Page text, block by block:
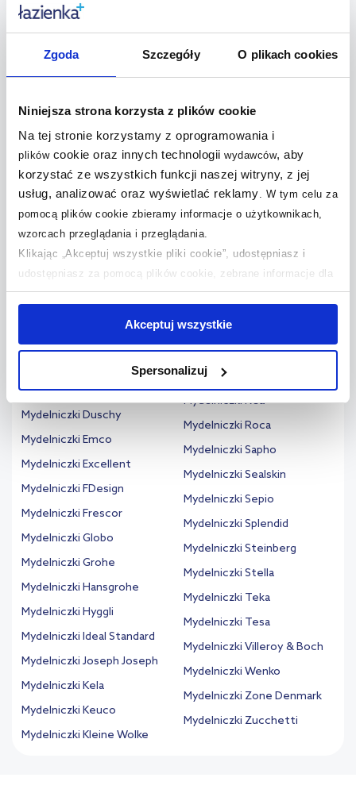
Zgoda Szczegóły O plikach cookies
Niniejsza strona korzysta z plików cookie
Na tej stronie korzystamy z oprogramowania i
plikówcookie oraz innych technologii wydawców, aby
korzystać ze wszystkich funkcji naszej witryny, z jej
usług, analizować oraz wyświetlać reklamy. W tym celu za
pomocą plików cookie zbieramy informacje o użytkownikach,
wzorcach przeglądania i przeglądania.
Klikając „Akceptuj wszystkie pliki cookie”, udostępniasz i
udostępniasz za pomocą plików cookie, zebrane informacje dla
użytkowników zewnętrznych, a także nasi partnerzy reklamowi.
jednak, że zablokowane niektóre pliki cookie mogą mieć wpływ
na sposób dostarczania treści niedostosowanych do potrzeb
Aby uzyskać więcej informacji na temat plików plików cookie,
kliknij „Ustawienia plików cookie”. Jeśli chcesz uzyskać więcej
informacji na temat plików cookie i tego, dlaczego ich przepisy,
przejdź do zakładek „Informacje o plikach cookie”.
Akceptuj wszystkie
Spersonalizuj
Mydelniczki Aqualine
Mydelniczki Art Platino
Mydelniczki AWD Interior
Mydelniczki Axor
Mydelniczki BISK
Mydelniczki Blomus
Mydelniczki Blue Water
Mydelniczki Brabantia
Mydelniczki Cersanit
Mydelniczki Duravit
Mydelniczki Duschy
Mydelniczki Emco
Mydelniczki Excellent
Mydelniczki FDesign
Mydelniczki Frescor
Mydelniczki Globo
Mydelniczki Grohe
Mydelniczki Hansgrohe
Mydelniczki Hyggli
Mydelniczki Ideal Standard
Mydelniczki Joseph Joseph
Mydelniczki Kela
Mydelniczki Keuco
Mydelniczki Kleine Wolke
Mydelniczki Kludi
Mydelniczki Koziol
Mydelniczki Kronenbach
Mydelniczki Laufen
Mydelniczki Merida
Mydelniczki Oltens
Mydelniczki Omnires
Mydelniczki Oras
Mydelniczki Q-Bath
Mydelniczki Ravak
Mydelniczki Rea
Mydelniczki Roca
Mydelniczki Sapho
Mydelniczki Sealskin
Mydelniczki Sepio
Mydelniczki Splendid
Mydelniczki Steinberg
Mydelniczki Stella
Mydelniczki Teka
Mydelniczki Tesa
Mydelniczki Villeroy & Boch
Mydelniczki Wenko
Mydelniczki Zone Denmark
Mydelniczki Zucchetti